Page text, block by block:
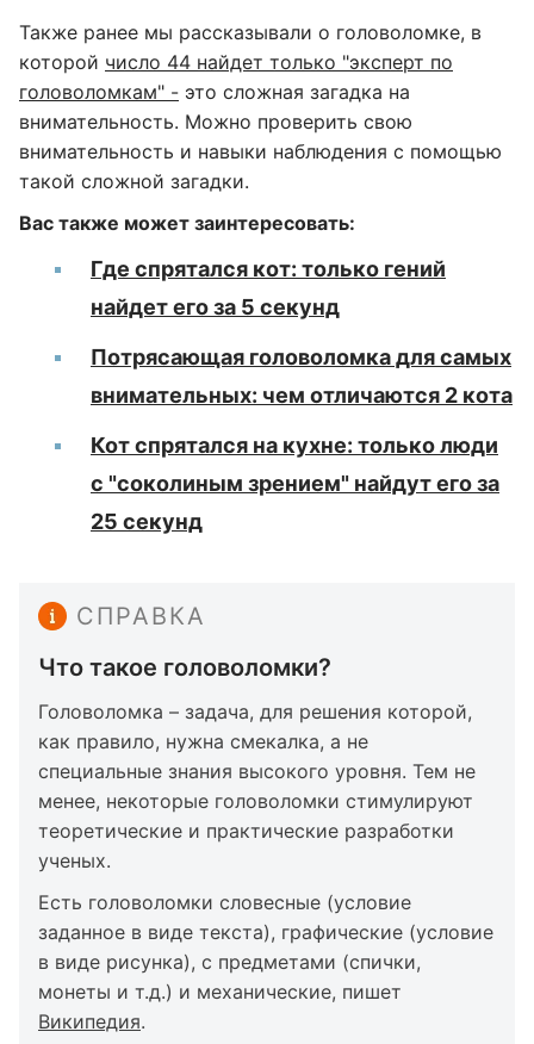
Также ранее мы рассказывали о головоломке, в
которой число 44 найдет только "эксперт по
головоломкам" - это сложная загадка на
внимательность. Можно проверить свою
внимательность и навыки наблюдения с помощью
такой сложной загадки.
Вас также может заинтересовать:
Где спрятался кот: только гений
найдет его за 5 секунд
Потрясающая головоломка для самых
внимательных: чем отличаются 2 кота
Кот спрятался на кухне: только люди
с "соколиным зрением" найдут его за
25 секунд
СПРАВКА
Что такое головоломки?
Головоломка – задача, для решения которой,
как правило, нужна смекалка, а не
специальные знания высокого уровня. Тем не
менее, некоторые головоломки стимулируют
теоретические и практические разработки
ученых.
Есть головоломки словесные (условие
заданное в виде текста), графические (условие
в виде рисунка), с предметами (спички,
монеты и т.д.) и механические, пишет
Википедия.